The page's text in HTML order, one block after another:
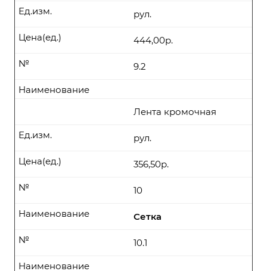
рул.
Ед.изм.
444,00р.
Цена(ед.)
9.2
№
Наименование
Лента кромочная
рул.
Ед.изм.
356,50р.
Цена(ед.)
10
№
Сетка
Наименование
10.1
№
Наименование